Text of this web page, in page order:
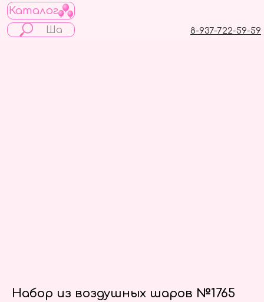
Каталог
8-937-722-59-59
Набор из воздушных шаров №1765